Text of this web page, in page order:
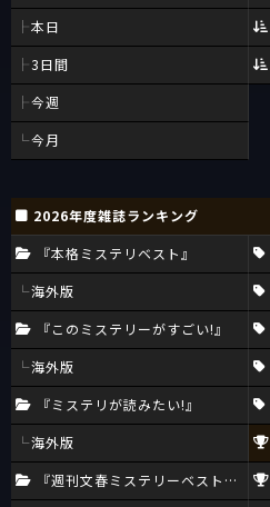
本日
3日間
今週
今月
2026年度雑誌ランキング
『本格ミステリベスト』
海外版
『このミステリーがすごい!』
海外版
『ミステリが読みたい!』
海外版
『週刊文春ミステリーベスト10』